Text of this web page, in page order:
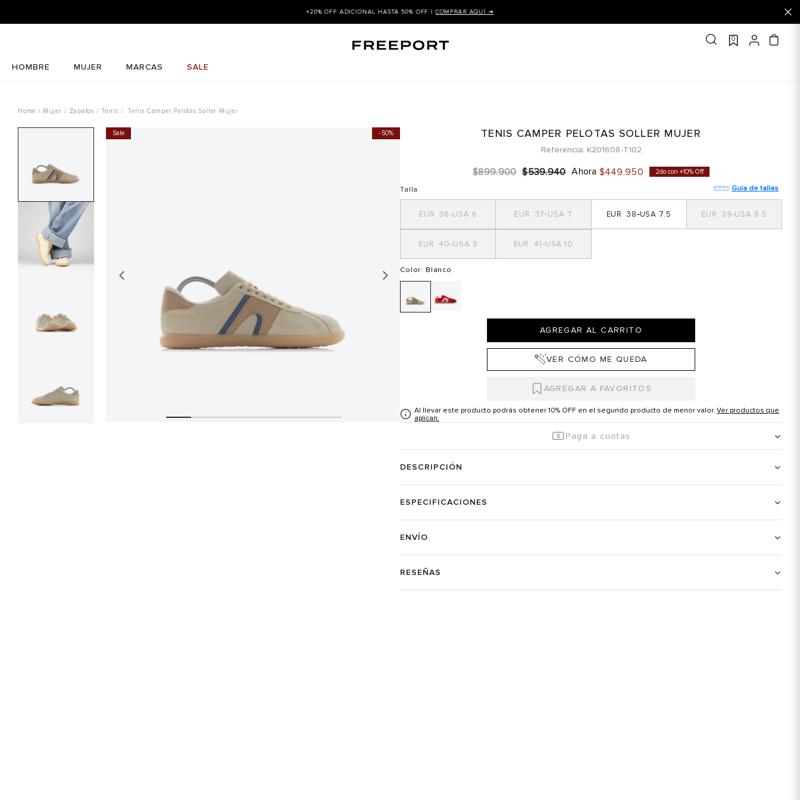
+20% OFF ADICIONAL HASTA 50% OFF |COMPRAR AQUÍ ➜
0
HOMBRE MUJER MARCAS SALE
Mujer Zapatos Tenis Tenis Camper Pelotas Soller Mujer
50%
Sale TENIS CAMPER PELOTAS SOLLER MUJER
Referencia K201608-T102
$899.900 $539.940 Ahora $449.950 2do con +10% Off
Talla Guia de tallas
6
36 7
37 7.5
38 8.5
39
9
40 10
41
Color: Blanco
AGREGAR AL CARRITO
VER CÓMO ME QUEDA
Al llevar este producto podrás obtener 10% OFF en el segundo producto de menor valor. Ver productos que
aplican.
Paga a cuotas
DESCRIPCIÓN
ESPECIFICACIONES
ENVÍO
RESEÑAS